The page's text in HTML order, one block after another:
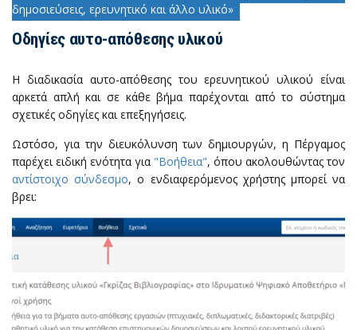
δημοσιεύσεις, ερευνητικό και άλλο υλικό»
Οδηγίες αυτο-απόθεσης υλικού
Η διαδικασία αυτο-απόθεσης του ερευνητικού υλικού είναι
αρκετά απλή και σε κάθε βήμα παρέχονται από το σύστημα
σχετικές οδηγίες και επεξηγήσεις.
Ωστόσο, για την διευκόλυνση των δημιουργών, η Πέργαμος
παρέχει ειδική ενότητα για "Βοήθεια", όπου ακολουθώντας τον
αντίστοιχο σύνδεσμο, ο ενδιαφερόμενος χρήστης μπορεί να
βρει: